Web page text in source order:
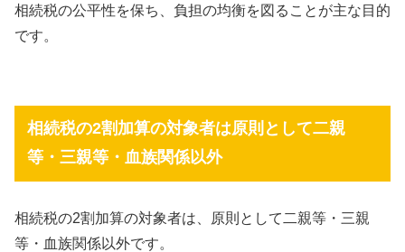
相続税の公平性を保ち、負担の均衡を図ることが主な目的
です。
相続税の2割加算の対象者は原則として二親
等・三親等・血族関係以外
相続税の2割加算の対象者は、原則として二親等・三親
等・血族関係以外です。